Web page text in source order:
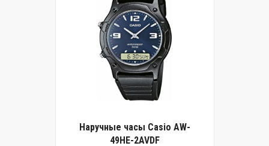
Наручные часы Casio AW-
49HE-2AVDF